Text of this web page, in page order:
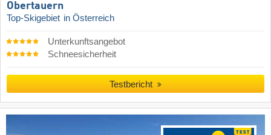
Obertauern
Top-Skigebiet in Österreich
Unterkunftsangebot
Schneesicherheit
Testbericht